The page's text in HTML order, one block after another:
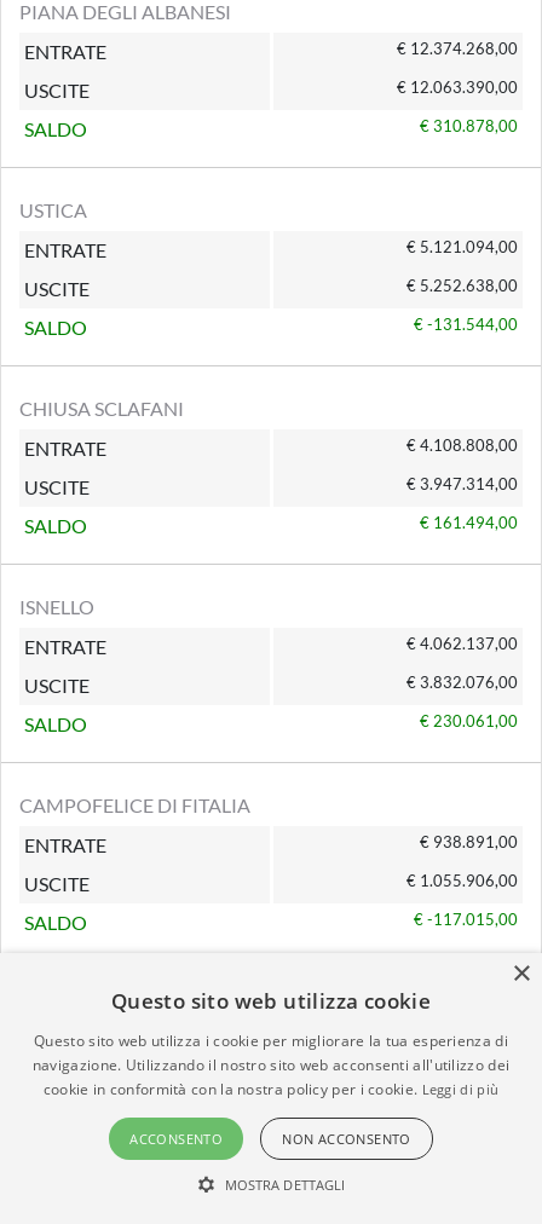
PIANA DEGLI ALBANESI
ENTRATE
€ 12.374.268,00
USCITE € 12.063.390,00
SALDO € 310.878,00
USTICA
ENTRATE
€ 5.121.094,00
USCITE € 5.252.638,00
SALDO € -131.544,00
CHIUSA SCLAFANI
ENTRATE
€ 4.108.808,00
USCITE € 3.947.314,00
SALDO € 161.494,00
ISNELLO
ENTRATE
€ 4.062.137,00
USCITE € 3.832.076,00
SALDO € 230.061,00
CAMPOFELICE DI FITALIA
ENTRATE
€ 938.891,00
USCITE € 1.055.906,00
SALDO € -117.015,00
MONTELEPRE
ENTRATE
€ 11.272.110,00
USCITE
€ -1.263.313,00
×
Questo sito web utilizza cookie
Questo sito web utilizza i cookie per migliorare la tua esperienza di
navigazione. Utilizzando il nostro sito web acconsenti all'utilizzo dei
cookie in conformità con la nostra policy per i cookie. Leggi di più
ACCONSENTO NON ACCONSENTO
MOSTRA DETTAGLI